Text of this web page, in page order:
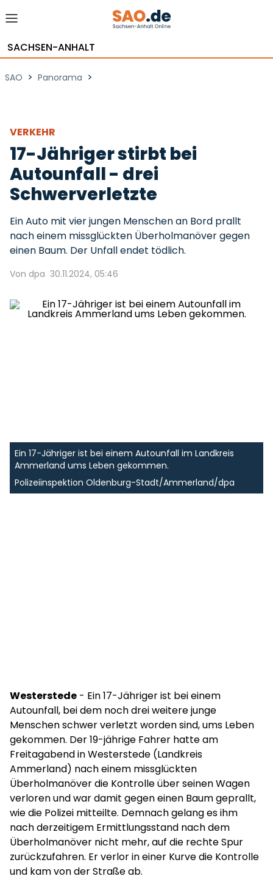
SACHSEN-ANHALT
SAO > Panorama >
VERKEHR
17-Jähriger stirbt bei
Autounfall - drei
Schwerverletzte
Ein Auto mit vier jungen Menschen an Bord prallt
nach einem missglückten Überholmanöver gegen
einen Baum. Der Unfall endet tödlich.
Von dpa 30.11.2024, 05:46
Ein 17-Jähriger ist bei einem Autounfall im Landkreis
Ammerland ums Leben gekommen.
Polizeiinspektion Oldenburg-Stadt/Ammerland/dpa
Westerstede - Ein 17-Jähriger ist bei einem
Autounfall, bei dem noch drei weitere junge
Menschen schwer verletzt worden sind, ums Leben
gekommen. Der 19-jährige Fahrer hatte am
Freitagabend in Westerstede (Landkreis
Ammerland) nach einem missglückten
Überholmanöver die Kontrolle über seinen Wagen
verloren und war damit gegen einen Baum geprallt,
wie die Polizei mitteilte. Demnach gelang es ihm
nach derzeitigem Ermittlungsstand nach dem
Überholmanöver nicht mehr, auf die rechte Spur
zurückzufahren. Er verlor in einer Kurve die Kontrolle
und kam von der Straße ab.